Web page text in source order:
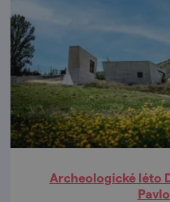
Archeologické léto